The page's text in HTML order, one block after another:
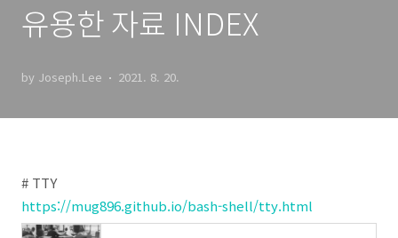
유용한 자료 INDEX
by Joseph.Lee 2021. 8. 20.
# TTY
https://mug896.github.io/bash-shell/tty.html